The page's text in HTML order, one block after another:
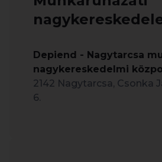
Depiend - Nagytarcsa
nagykereskedelmi
2142 Nagytarcsa, Csonka
6.